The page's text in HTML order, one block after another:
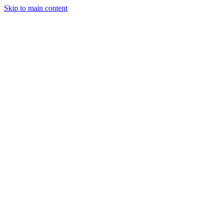
Skip to main content